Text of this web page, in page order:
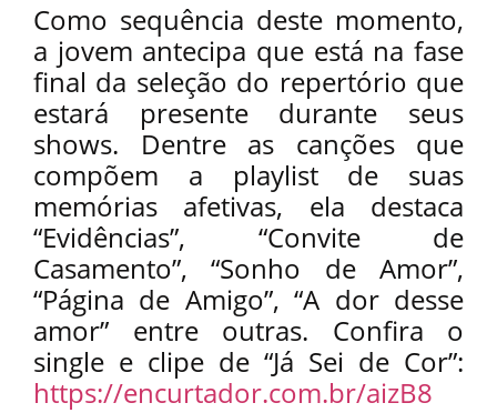
Como sequência deste momento,
a jovem antecipa que está na fase
final da seleção do repertório que
estará presente durante seus
shows. Dentre as canções que
compõem a playlist de suas
memórias afetivas, ela destaca
“Evidências”, “Convite de
Casamento”, “Sonho de Amor”,
“Página de Amigo”, “A dor desse
amor” entre outras. Confira o
single e clipe de “Já Sei de Cor”:
https://encurtador.com.br/aizB8